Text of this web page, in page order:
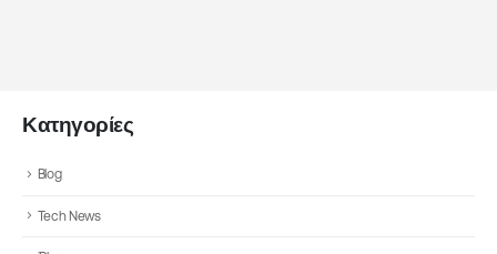
Κατηγορίες
Blog
Tech News